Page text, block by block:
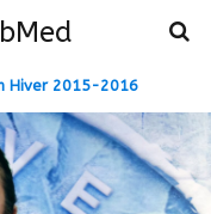
Hiver 2015-2016